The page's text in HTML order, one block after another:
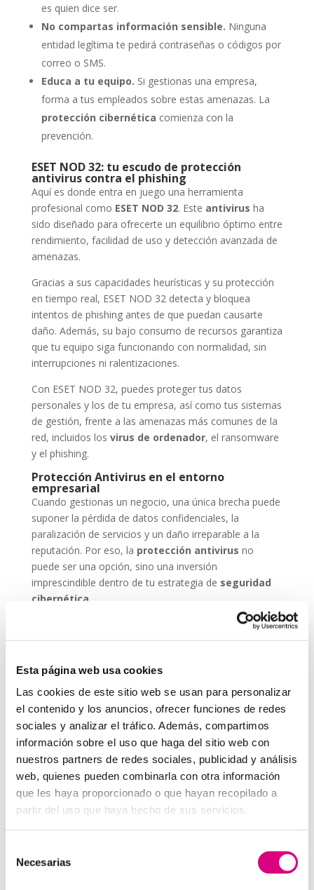
Esta página web usa cookies
Las cookies de este sitio web se usan para personalizar
el contenido y los anuncios, ofrecer funciones de redes
sociales y analizar el tráfico. Además, compartimos
información sobre el uso que haga del sitio web con
nuestros partners de redes sociales, publicidad y análisis
web, quienes pueden combinarla con otra información
que les haya proporcionado o que hayan recopilado a
partir del uso que haya hecho de sus servicios.
Necesarias
es quien dice ser.
No compartas información sensible. Ninguna
entidad legítima te pedirá contraseñas o códigos por
correo o SMS.
Educa a tu equipo. Si gestionas una empresa,
forma a tus empleados sobre estas amenazas. La
protección cibernética comienza con la
prevención.
ESET NOD 32: tu escudo de protección
antivirus contra el phishing
Aquí es donde entra en juego una herramienta
profesional como ESET NOD 32. Este antivirus ha
sido diseñado para ofrecerte un equilibrio óptimo entre
rendimiento, facilidad de uso y detección avanzada de
amenazas.
Gracias a sus capacidades heurísticas y su protección
en tiempo real, ESET NOD 32 detecta y bloquea
intentos de phishing antes de que puedan causarte
daño. Además, su bajo consumo de recursos garantiza
que tu equipo siga funcionando con normalidad, sin
interrupciones ni ralentizaciones.
Con ESET NOD 32, puedes proteger tus datos
personales y los de tu empresa, así como tus sistemas
de gestión, frente a las amenazas más comunes de la
red, incluidos los virus de ordenador, el ransomware
y el phishing.
Protección Antivirus en el entorno
empresarial
Cuando gestionas un negocio, una única brecha puede
suponer la pérdida de datos confidenciales, la
paralización de servicios y un daño irreparable a la
reputación. Por eso, la protección antivirus no
puede ser una opción, sino una inversión
imprescindible dentro de tu estrategia de seguridad
cibernética
ESET NOD 32 ofrece versiones adaptadas para
entornos empresariales, con consolas de
este modo, puedes garantizar que todos los
dispositivos de tu red estén seguros, actualizados y
libres de amenazas.
Grupo-System, ¿Quiénes somos?
EnSystem Network Communication, con más de
15 años de experiencia, disponemos de un equipo de
profesionales especializados para cada área de
negocio.Telefonía Virtual, Antivirus y Seguridad,
Marketing 2.0, Obras y Proyecto e International
Puedes contactar con nosotros en el
900 800 806o a